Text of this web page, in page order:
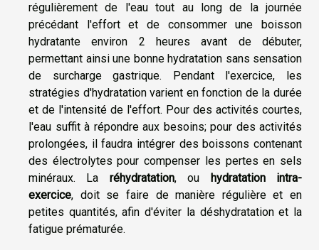
régulièrement de l'eau tout au long de la journée
précédant l'effort et de consommer une boisson
hydratante environ 2 heures avant de débuter,
permettant ainsi une bonne hydratation sans sensation
de surcharge gastrique. Pendant l'exercice, les
stratégies d'hydratation varient en fonction de la durée
et de l'intensité de l'effort. Pour des activités courtes,
l'eau suffit à répondre aux besoins; pour des activités
prolongées, il faudra intégrer des boissons contenant
des électrolytes pour compenser les pertes en sels
minéraux. La réhydratation, ou
hydratation intra-
exercice, doit se faire de manière régulière et en
petites quantités, afin d'éviter la déshydratation et la
fatigue prématurée.